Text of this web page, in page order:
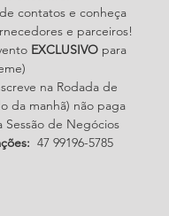
contatos e conheça
e parceiros!
EXCLUSIVO para
na Rodada de
da manhã) não paga
Sessão de Negócios
47 99196-5785